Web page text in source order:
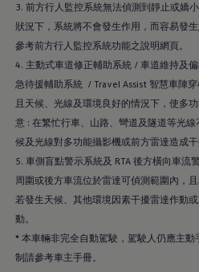
3. 前方行人監控系統無法偵測到靜止或嬌
狀況下，系統將不會發生作用，而容易發
參考前方行人監控系統功能之說明網頁。
4. 主動式車道修正輔助系統 / 車道維持及
急待援輔助系統 / Travel Assist 智慧車陣
且天候、光線及環境良好的情況下，使多
意 : 在繁忙行車、山路、彎道及隧道等光
候及光線對多功能攝影機或前方雷達造成
5. 車側盲點警示系統及 RTA 後方橫向車流
周圍或後方車流位於雷達可偵測範圍內，
若發生天候、其他環境因素干擾雷達作動
動。
* 本車輛非完全自動駕駛，駕駛人仍應主
制請參考車主手冊。